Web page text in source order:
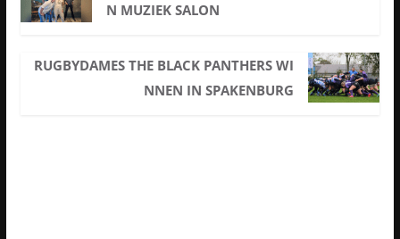
N MUZIEK SALON
RUGBYDAMES THE BLACK PANTHERS WI
NNEN IN SPAKENBURG